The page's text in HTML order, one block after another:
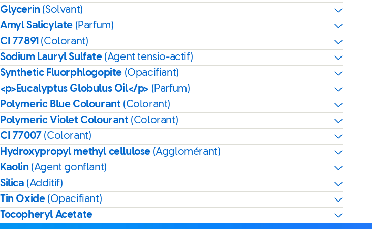
Glycerin (Solvant)
Amyl Salicylate (Parfum)
CI 77891 (Colorant)
Sodium Lauryl Sulfate (Agent tensio-actif)
Synthetic Fluorphlogopite (Opacifiant)
<p>Eucalyptus Globulus Oil</p> (Parfum)
Polymeric Blue Colourant (Colorant)
Polymeric Violet Colourant (Colorant)
CI 77007 (Colorant)
Hydroxypropyl methyl cellulose (Agglomérant)
Kaolin (Agent gonflant)
Silica (Additif)
Tin Oxide (Opacifiant)
Tocopheryl Acetate